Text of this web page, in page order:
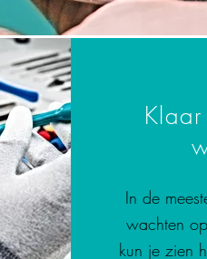
In de
wachten
kun je zien